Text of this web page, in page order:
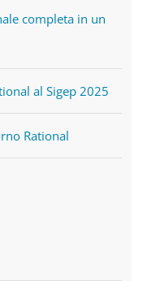
completa in un
al Sigep 2025
Rational